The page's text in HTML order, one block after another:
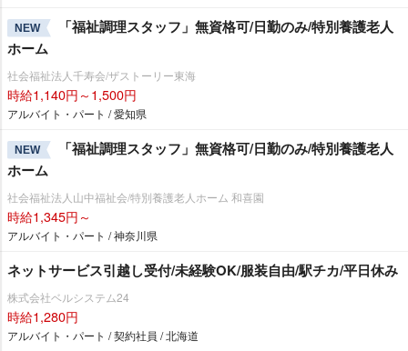
NEW
「福祉調理スタッフ」無資格可/日勤のみ/特別養護老人
ホーム
社会福祉法人千寿会/ザストーリー東海
時給1,140円～1,500円
アルバイト・パート / 愛知県
NEW
「福祉調理スタッフ」無資格可/日勤のみ/特別養護老人
ホーム
社会福祉法人山中福祉会/特別養護老人ホーム 和喜園
時給1,345円～
アルバイト・パート / 神奈川県
ネットサービス引越し受付/未経験OK/服装自由/駅チカ/平日休み
株式会社ベルシステム24
時給1,280円
アルバイト・パート / 契約社員 / 北海道